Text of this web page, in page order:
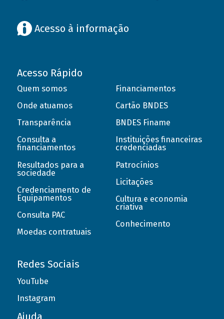
Acesso à informação
Acesso Rápido
Quem somos
Onde atuamos
Transparência
Consulta a
financiamentos
Resultados para a
sociedade
Credenciamento de
Equipamentos
Consulta PAC
Moedas contratuais
Financiamentos
Cartão BNDES
BNDES Finame
Instituições financeiras
credenciadas
Patrocínios
Licitações
Cultura e economia
criativa
Conhecimento
Redes Sociais
YouTube
Instagram
Ajuda